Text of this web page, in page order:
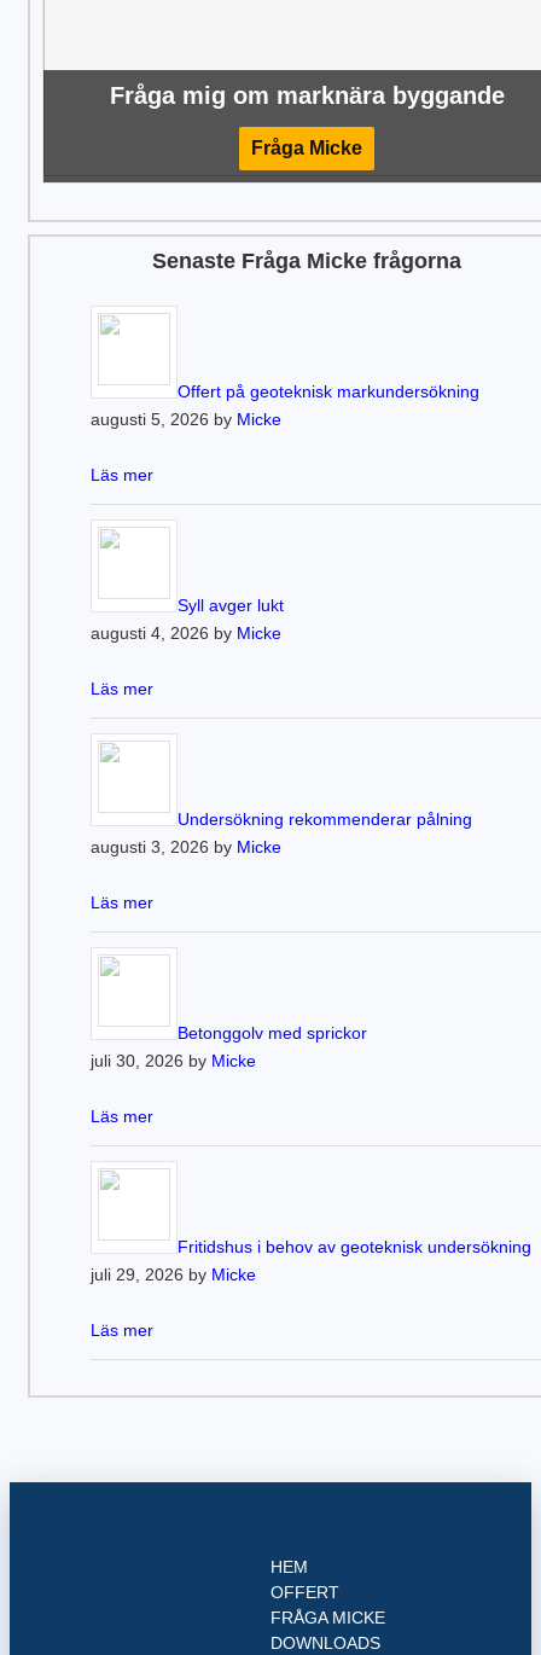
Fråga mig om marknära byggande
Fråga Micke
Senaste Fråga Micke frågorna
Offert på geoteknisk markundersökning
augusti 5, 2026 by Micke
Läs mer
Syll avger lukt
augusti 4, 2026 by Micke
Läs mer
Undersökning rekommenderar pålning
augusti 3, 2026 by Micke
Läs mer
Betonggolv med sprickor
juli 30, 2026 by Micke
Läs mer
Fritidshus i behov av geoteknisk undersökning
juli 29, 2026 by Micke
Läs mer
HEM
OFFERT
FRÅGA MICKE
DOWNLOADS